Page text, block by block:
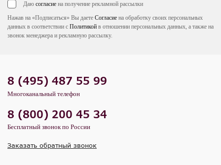
Даю согласие на получение рекламной рассылки
Нажав на «Подписаться» Вы даете Согласие на обработку своих персональных
данных в соответствии с Политикой в отношении персональных данных, а также на
звонок менеджера и рекламную рассылку.
8 (495) 487 55 99
Многоканальный телефон
8 (800) 200 45 34
Бесплатный звонок по России
Заказать обратный звонок